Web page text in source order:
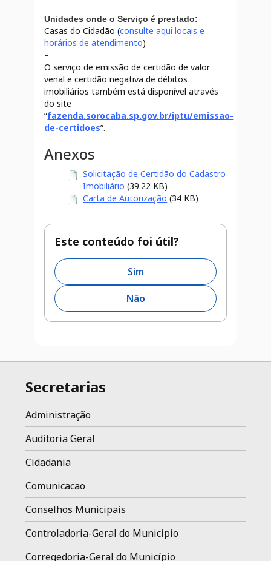
Unidades onde o Serviço é prestado:
Casas do Cidadão (consulte aqui locais e
horários de atendimento)
–
O serviço de emissão de certidão de valor
venal e certidão negativa de débitos
imobiliários também está disponível através
do site
“fazenda.sorocaba.sp.gov.br/iptu/emissao-
de-certidoes”.
Anexos
Solicitação de Certidão do Cadastro
Imobiliário (39.22 KB)
Carta de Autorização (34 KB)
Este conteúdo foi útil?
Sim
Não
Secretarias
Administração
Auditoria Geral
Cidadania
Comunicacao
Conselhos Municipais
Controladoria-Geral do Municipio
Corregedoria-Geral do Município